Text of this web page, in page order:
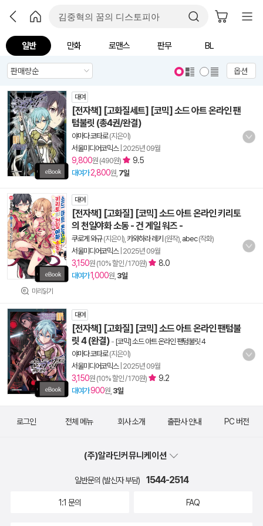
일반 만화 로맨스 판무 BL
옵션
대여
[전자책] [고화질세트] [코믹] 소드 아트 온라인 팬
텀불릿 (총4권/완결)
야마다 코타로(지은이)
서울미디어코믹스| 2025년 09월
9,800원 (490원) 9.5
대여가 2,800원, 7일
미리읽기
대여
[전자책] [고화질] [코믹] 소드 아트 온라인 키리토
의 천일야화 소동 - 건 게일 워즈 -
쿠로게 와규(지은이), 카와하라 레키 (원작), abec(작화)
서울미디어코믹스| 2025년 09월
3,150원 (10% 할인 / 170원) 8.0
대여가1,000원, 3일
대여
[전자책] [고화질] [코믹] 소드 아트 온라인 팬텀불
릿 4 (완결) - [코믹] 소드 아트 온라인 팬텀불릿 4
야마다 코타로(지은이)
서울미디어코믹스| 2025년 09월
3,150원 (10% 할인 / 170원) 9.2
대여가900원, 3일
로그인 전체 메뉴 회사 소개 출판사 안내 PC 버전
(주)알라딘커뮤니케이션
일반문의 (발신자 부담) 1544-2514
1:1 문의 FAQ